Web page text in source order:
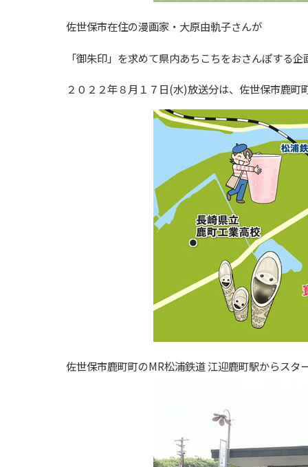
佐世保市在住の漫画家・大原由軌子さんが
「御朱印」を求めて県内あちこちをおさんぽする
２０２２年８月１７日(水)放送分は、佐世保市鹿町
佐世保市鹿町町のMR松浦鉄道 江迎鹿町駅からスタ